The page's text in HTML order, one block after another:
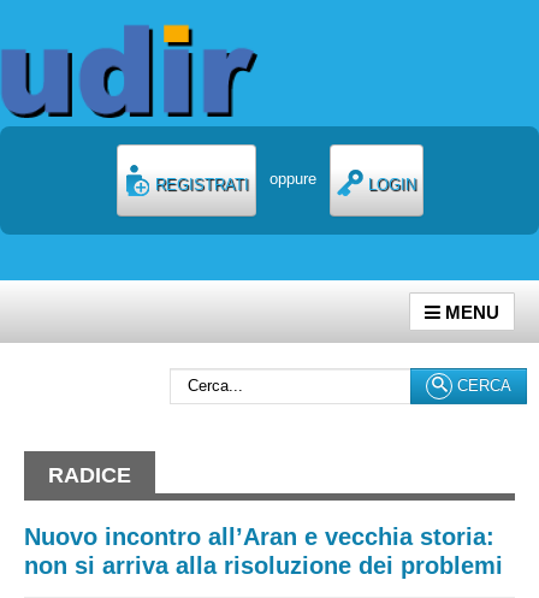
REGISTRATI oppure LOGIN
MENU
CERCA
RADICE
Nuovo incontro all’Aran e vecchia storia:
non si arriva alla risoluzione dei problemi